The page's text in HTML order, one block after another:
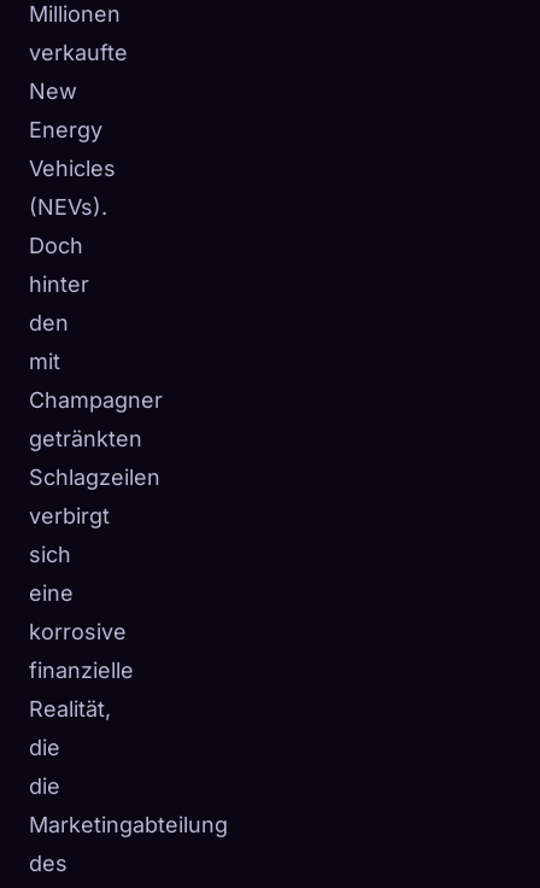
Millionen
verkaufte
New
Energy
Vehicles
(NEVs).
Doch
hinter
den
mit
Champagner
getränkten
Schlagzeilen
verbirgt
sich
eine
korrosive
finanzielle
Realität,
die
die
Marketingabteilung
des